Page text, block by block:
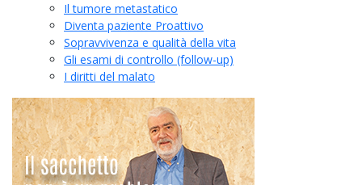
Il tumore metastatico
Diventa paziente Proattivo
Sopravvivenza e qualità della vita
Gli esami di controllo (follow-up)
I diritti del malato